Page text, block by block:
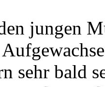
jungen
sehr bald